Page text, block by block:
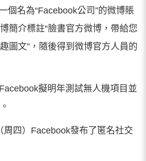
個名為“Facebook公司”的微博賬
簡介標註“臉書官方微博，帶給您
圖文”，隨後得到微博官方人員的
擬明年測試無人機項目並
周四）Facebook發布了匿名社交